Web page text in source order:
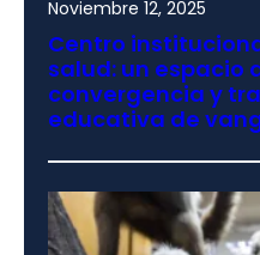
Noviembre 12, 2025
Centro
salud: un espacio
convergencia y
educativa de